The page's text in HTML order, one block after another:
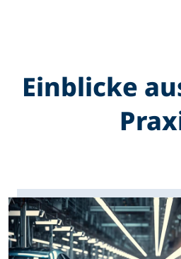
Einblicke